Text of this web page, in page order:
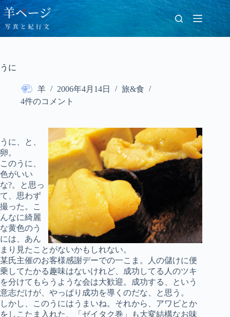
コ
ン
テ
ン
ス
うに
羊 2006年4月14日
旅&食
4件のコメント
うに、と、
卵。
このうに、
色がいい
な?。と思っ
て、思わず
撮った。こ
んなに綺麗
な黄色のう
には、あん
まり見たことがないかもしれない。
某氏主催のお客様感謝デーでの一こま。人の儲けに便
乗してたかる趣味はないけれど、成功してる人のツキ
を分けてもらうような会は大歓迎。成功する、という
意志だけが、やっぱり成功を導くのだな、と思う。
しかし、このうにはうまいね。それから、アワビとか
をしこたま入れた、「ゼイタク巻」も大変結構なお味